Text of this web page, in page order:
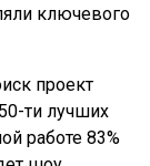
ключевого
проект
ти лучших
работе 83%